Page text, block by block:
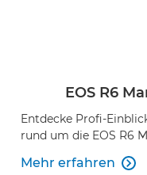
EOS R6
Entdecke Profi-
rund um die EOS R6
Mehr erfahren 